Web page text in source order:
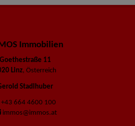
Immobilien
Goethestraße 11
Linz, Österreich
Stadlhuber
+43 664 4600 100
immos@immos.at